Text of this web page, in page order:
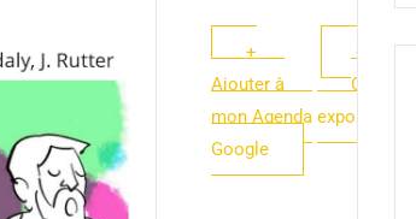
+
Ajouter à
mon Agenda
Google
+ iCal /
Outlook
export